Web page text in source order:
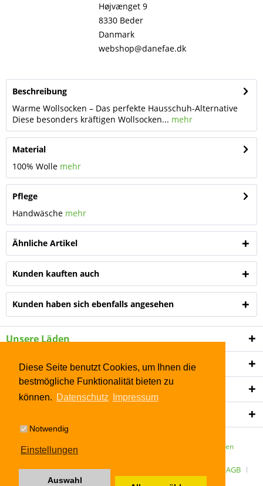
Diese Seite benutzt Cookies, um Ihnen die
bestmögliche Funktionalität bieten zu
können. Datenschutz Impressum
Notwendig
Einstellungen
Auswahl
Højvænget 9
8330 Beder
Danmark
webshop@danefae.dk
Beschreibung
Warme Wollsocken – Das perfekte Hausschuh-Alternative
Diese besonders kräftigen Wollsocken... mehr
Material
100% Wolle mehr
Pflege
Handwäsche mehr
Ähnliche Artikel
Kunden kauften auch
Kunden haben sich ebenfalls angesehen
Unsere Läden
Shop Service
Informationen
* Alle Preise inkl. gesetzl. Mehrwertsteuer zzgl. Versandkosten
ÜBER UNS Kontakt Datenschutz
AGB